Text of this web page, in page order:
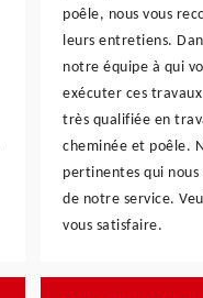
poêle, nous vous
leurs entretiens.
notre équipe à qui
exécuter ces
très qualifiée en
cheminée et poêle.
pertinentes qui
de notre service.
vous satisfaire.